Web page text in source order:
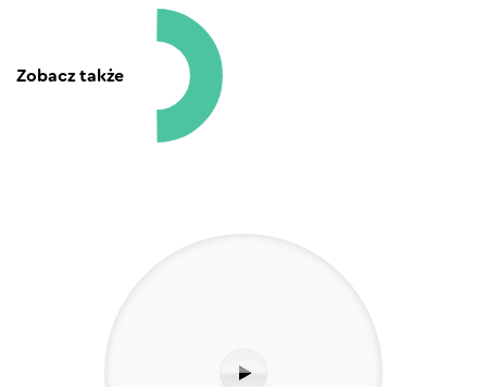
Zobacz także